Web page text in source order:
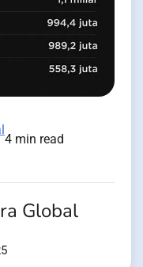
4 min read
Global